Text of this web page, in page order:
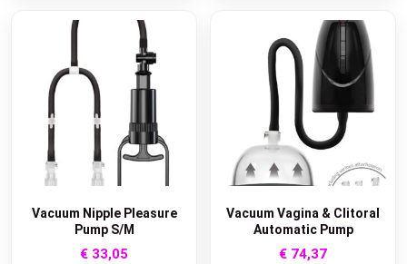
Vacuum Nipple Pleasure
Pump S/M
€ 33,05
Vacuum Vagina & Clitoral
Automatic Pump
€ 74,37